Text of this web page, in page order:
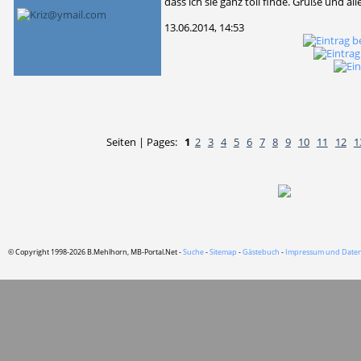
13.06.2014, 14:53
Seiten | Pages: 1 2 3 4 5 6 7 8 9 10 11 12
© Copyright 1998-2026 B.Mehlhorn, MB-Portal.Net -Suche-Sitemap -Gästebuch - Impressum und